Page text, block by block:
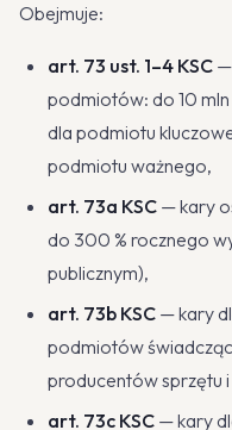
Obejmuje:
art. 73 ust. 1–4 KSC —
podmiotów: do 10 mln
dla podmiotu
podmiotu ważnego,
art. 73a KSC — kary
do 300 % rocznego
publicznym),
art. 73b KSC — kary
podmiotów
producentów sprzętu
art. 73c KSC — kary